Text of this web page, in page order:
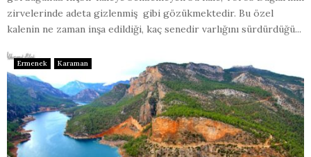
zirvelerinde adeta gizlenmiş gibi gözükmektedir. Bu özel
kalenin ne zaman inşa edildiği, kaç senedir varlığını sürdürdüğü...
Ermenek Karaman